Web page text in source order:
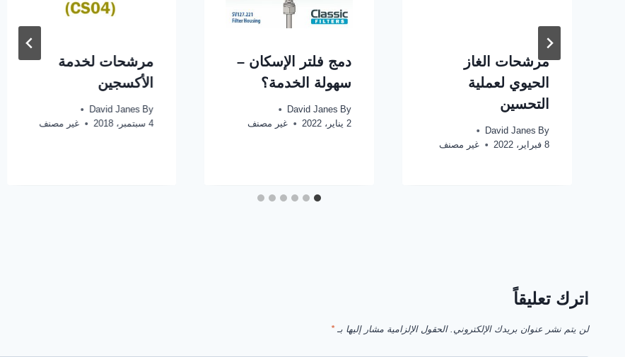
مرشحات الغاز
الحيوي لعملية
التحسين
By
David Janes
8 فبراير، 2022
غير مصنف
دمج فلتر الإسكان –
سهولة الخدمة؟
By
David Janes
2 يناير، 2022
غير مصنف
مرشحات لخدمة
الأكسجين
By
David Janes
4 سبتمبر، 2018
غير مصنف
اترك تعليقاً
لن يتم نشر عنوان بريدك الإلكتروني. الحقول الإلزامية مشار إليها بـ*